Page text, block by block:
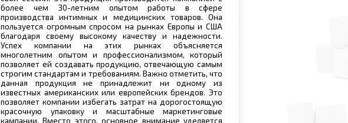
более чем 30-летним опытом работы в сфере
производства интимных и медицинских товаров. Она
пользуется огромным спросом на рынках Европы и США
благодаря своему высокому качеству и надежности.
Успех компании на этих рынках объясняется
многолетним опытом и профессионализмом, который
позволяет ей создавать продукцию, отвечающую самым
строгим стандартам и требованиям. Важно отметить, что
данная продукция не принадлежит ни одному из
известных американских или европейских брендов. Это
позволяет компании избегать затрат на дорогостоящую
красочную упаковку и масштабные маркетинговые
кампании. Вместо этого, основное внимание уделяется